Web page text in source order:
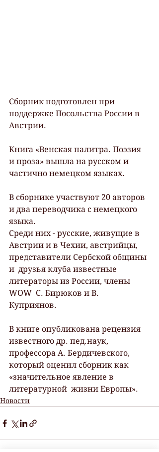
Сборник подготовлен при
поддержке Посольства России в
Австрии.
Книга «Венская палитра. Поэзия
и проза» вышла на русском и
частично немецком языках.
В сборнике участвуют 20 авторов
и два переводчика с немецкого
языка.
Среди них - русские, живущие в
Австрии и в Чехии, австрийцы,
представители Сербской общины
и  друзья клуба известные
литераторы из России, члены
WOW  C. Бирюков и В.
Куприянов.
В книге опубликована рецензия
известного др. пед.наук,
профессора А. Бердичевского,
который оценил сборник как
«значительное явление в
литературной  жизни Европы».
Новости